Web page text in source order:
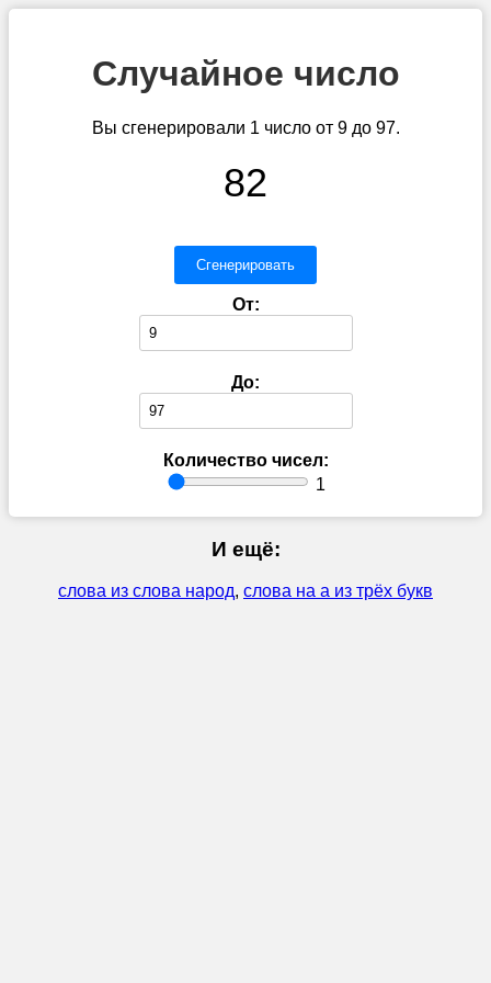
Случайное число
Вы сгенерировали 1 число от 9 до 97.
82
Сгенерировать
От:
До:
Количество чисел:
1
И ещё:
слова из слова народ, слова на а из трёх букв